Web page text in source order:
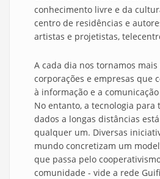
conhecimento livre e da
centro de residências e
artistas e projetistas,
A cada dia nos tornamos
corporações e empresas que
à informação e a
No entanto, a tecnologia para
dados a longas distâncias
qualquer um. Diversas
mundo concretizam um
que passa pelo
comunidade - vide a rede